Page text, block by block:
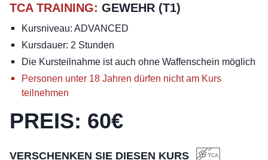
TCA TRAINING: GEWEHR (T1)
Kursniveau: ADVANCED
Kursdauer: 2 Stunden
Die Kursteilnahme ist auch ohne Waffenschein möglich
Personen unter 18 Jahren dürfen nicht am Kurs
teilnehmen
PREIS: 60€
VERSCHENKEN SIE DIESEN KURS